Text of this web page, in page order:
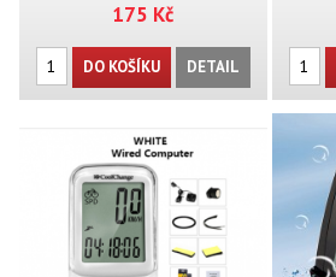
175 Kč
DO KOŠÍKU DETAIL